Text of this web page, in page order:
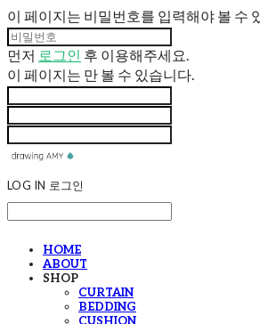
이 페이지는 비밀번호를 입력해야 볼 수
먼저 로그인 후 이용해주세요.
이 페이지는 만 볼 수 있습니다.
LOG IN 로그인
HOME
ABOUT
SHOP
CURTAIN
BEDDING